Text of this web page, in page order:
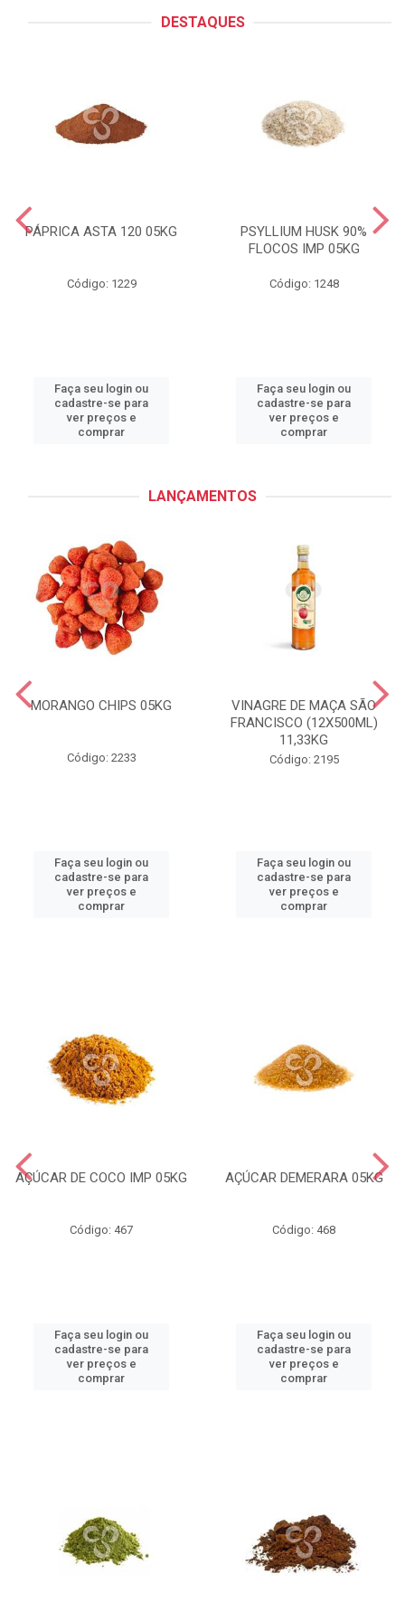
DESTAQUES
PÁPRICA ASTA 120 05KG
Código: 1229
Faça seu login ou
cadastre-se para
ver preços e
comprar
PSYLLIUM HUSK 90%
FLOCOS IMP 05KG
Código: 1248
Faça seu login ou
cadastre-se para
ver preços e
comprar
LANÇAMENTOS
MORANGO CHIPS 05KG
Código: 2233
Faça seu login ou
cadastre-se para
ver preços e
comprar
VINAGRE DE MAÇA SÃO
FRANCISCO (12X500ML)
11,33KG
Código: 2195
Faça seu login ou
cadastre-se para
ver preços e
comprar
AÇÚCAR DE COCO IMP 05KG
Código: 467
Faça seu login ou
cadastre-se para
ver preços e
comprar
AÇÚCAR DEMERARA 05KG
Código: 468
Faça seu login ou
cadastre-se para
ver preços e
comprar